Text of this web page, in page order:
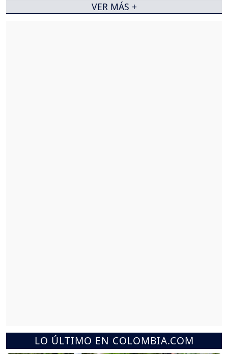
LO ÚLTIMO EN COLOMBIA.COM
VER MÁS +